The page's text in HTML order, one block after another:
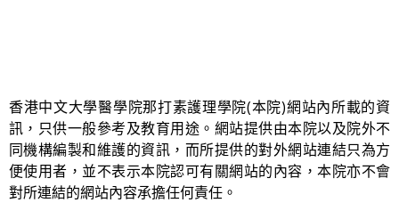
香港中文大學醫學院那打素護理學院(本院)網站內所載的資
訊，只供一般參考及教育用途。網站提供由本院以及院外不
同機構編製和維護的資訊，而所提供的對外網站連結只為方
便使用者，並不表示本院認可有關網站的內容，本院亦不會
對所連結的網站內容承擔任何責任。